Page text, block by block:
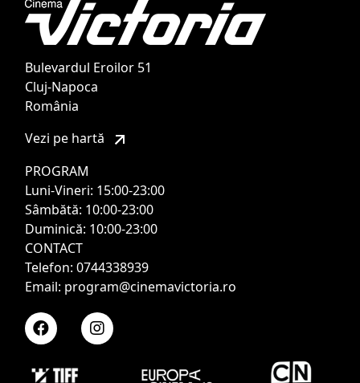
Bulevardul Eroilor 51
Cluj-Napoca
România
Vezi pe hartă
PROGRAM
Luni-Vineri: 15:00-23:00
Sâmbătă: 10:00-23:00
Duminică: 10:00-23:00
CONTACT
Telefon: 0744338939
Email: program@cinemavictoria.ro